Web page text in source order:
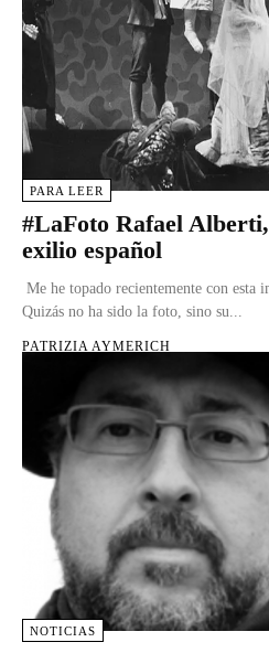
PARA LEER
#LaFoto Rafael
exilio español
Me he topado recientemente con esta
Quizás no ha sido la foto, sino su...
PATRIZIA AYMERICH
NOTICIAS